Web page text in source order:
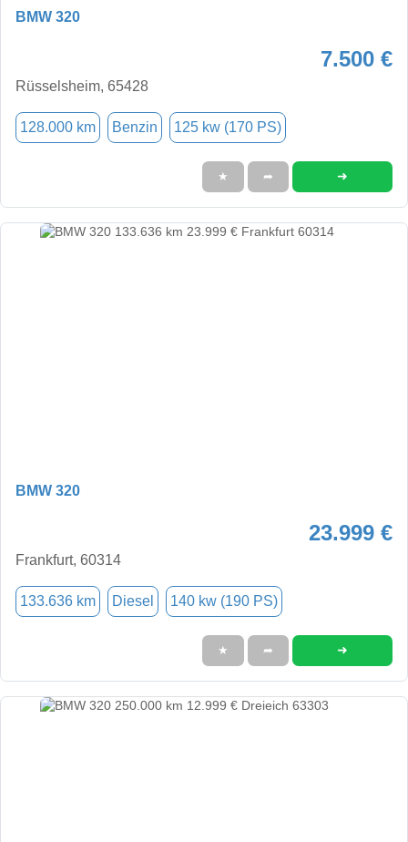
BMW 320
7.500 €
Rüsselsheim, 65428
128.000 km Benzin 125 kw (170 PS)
★ ➦ ➜
BMW 320
23.999 €
Frankfurt, 60314
133.636 km Diesel 140 kw (190 PS)
★ ➦ ➜